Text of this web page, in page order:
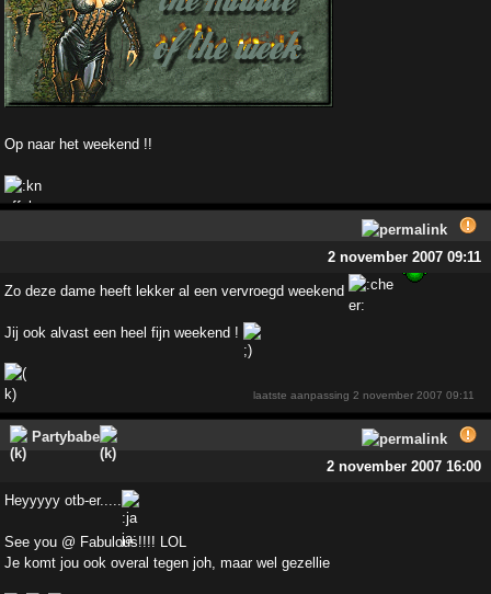
Op naar het weekend !!
2 november 2007 09:11
Zo deze dame heeft lekker al een vervroegd weekend
Jij ook alvast een heel fijn weekend !
laatste aanpassing2 november 2007 09:11
Partybabe
2 november 2007 16:00
Heyyyyy otb-er.....
See you @ Fabulous!!!! LOL
Je komt jou ook overal tegen joh, maar wel gezellie